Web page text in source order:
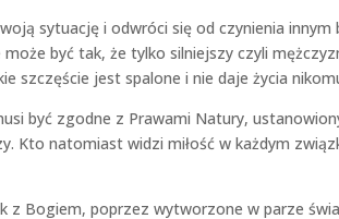
sytuację i odwróci się od czynienia
może być tak, że tylko silniejszy czyli
szczęście jest spalone i nie daje życia
być zgodne z Prawami Natury,
Kto natomiast widzi miłość w każdym
z Bogiem, poprzez wytworzone w parze